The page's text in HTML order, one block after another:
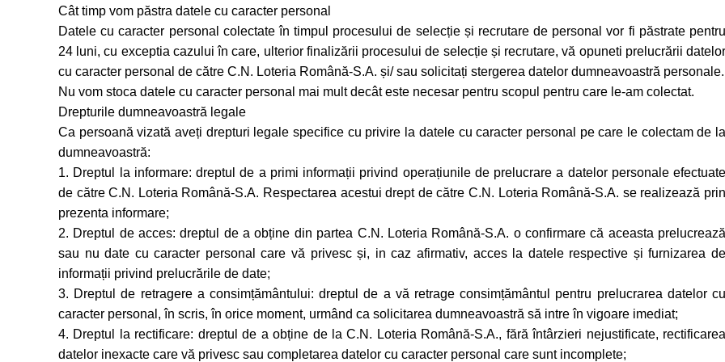
Cât timp vom păstra datele cu caracter personal
Datele cu caracter personal colectate în timpul procesului de selecție și recrutare de personal vor fi păstrate pentru
24 luni, cu exceptia cazului în care, ulterior finalizării procesului de selecție și recrutare, vă opuneti prelucrării datelor
cu caracter personal de către C.N. Loteria Română-S.A. și/ sau solicitați stergerea datelor dumneavoastră personale.
Nu vom stoca datele cu caracter personal mai mult decât este necesar pentru scopul pentru care le-am colectat.
Drepturile dumneavoastră legale
Ca persoană vizată aveți drepturi legale specifice cu privire la datele cu caracter personal pe care le colectam de la
dumneavoastră:
1. Dreptul la informare: dreptul de a primi informații privind operațiunile de prelucrare a datelor personale efectuate
de către C.N. Loteria Română-S.A. Respectarea acestui drept de către C.N. Loteria Română-S.A. se realizează prin
prezenta informare;
2. Dreptul de acces: dreptul de a obține din partea C.N. Loteria Română-S.A. o confirmare că aceasta prelucrează
sau nu date cu caracter personal care vă privesc și, in caz afirmativ, acces la datele respective și furnizarea de
informații privind prelucrările de date;
3. Dreptul de retragere a consimțământului: dreptul de a vă retrage consimțământul pentru prelucrarea datelor cu
caracter personal, în scris, în orice moment, urmând ca solicitarea dumneavoastră să intre în vigoare imediat;
4. Dreptul la rectificare: dreptul de a obține de la C.N. Loteria Română-S.A., fără întârzieri nejustificate, rectificarea
datelor inexacte care vă privesc sau completarea datelor cu caracter personal care sunt incomplete;